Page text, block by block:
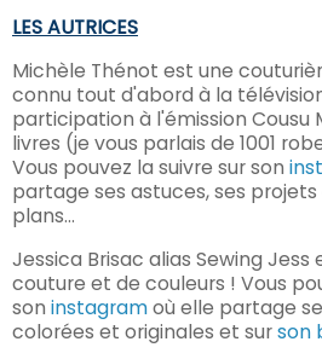
LES AUTRICES
Michèle Thénot est une
connu tout d'abord à la
participation à l'émission Cousu
livres (je vous parlais de 1001
Vous pouvez la suivre sur son
partage ses astuces, ses
plans...
Jessica Brisac alias Sewing
couture et de couleurs ! Vous
son instagramoù elle partage
colorées et originales et surson